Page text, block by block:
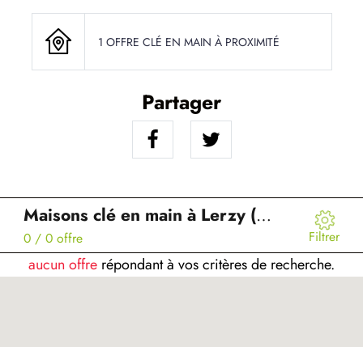
ARTICLES
1 OFFRE CLÉ EN MAIN À PROXIMITÉ
Partager
Maisons clé en main à Lerzy (02)
0 / 0 offre Filtrer
aucun offre répondant à vos critères de recherche.